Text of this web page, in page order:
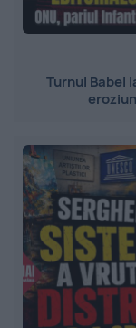
Turnul Babel